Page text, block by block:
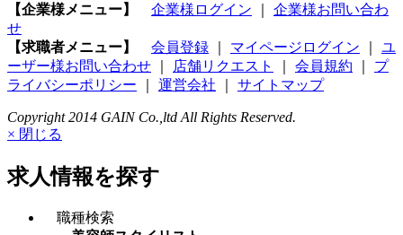
【企業様メニュー】 企業様ログイン
企業様お問い合わ
せ
【求職者メニュー】
会員登録 マイページログイン
ユ
ーザー様お問い合わせ
店舗リクエスト 会員規約
プ
ライバシーポリシー
運営会社 サイトマップ
Copyright 2014 GAIN Co.,ltd All Rights Reserved.
× 閉じる
求人情報を探す
職種検索